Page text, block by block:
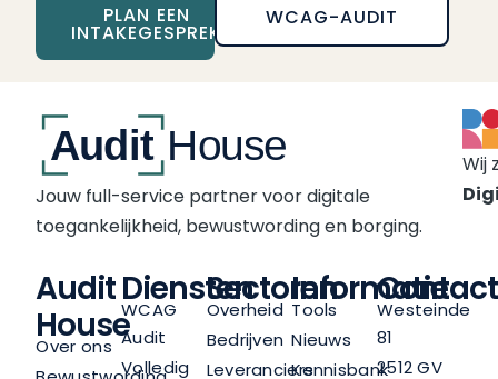
PLAN EEN
INTAKEGESPREK
WCAG-AUDIT
Jouw full-service partner voor digitale
toegankelijkheid, bewustwording en borging.
Wij
Audit
House
Over ons
Diensten
WCAG
Audit
Volledig
Sectoren
Overheid
Bedrijven
Leveranciers
Informatie
Tools
Nieuws
Kennisbank
Contact
Westeinde
81
2512 GV